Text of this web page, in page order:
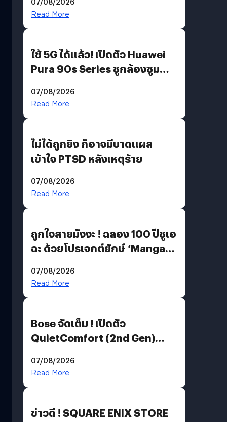
บริโภคและ B2B
Read More
ใช้ 5G ได้แล้ว! เปิดตัว Huawei
Pura 90s Series ชูกล้องซูม
07/08/2026
Read More
ไม่ได้ถูกยิง ก็อาจมีบาดแผล
เข้าใจ PTSD หลังเหตุร้าย
07/08/2026
Read More
ถูกใจสายมังงะ ! ฉลอง 100 ปีชูเอ
ฉะ ด้วยโปรเจกต์ยักษ์ ‘Manga
มีภาษาไทยด้วย
07/08/2026
Read More
Bose จัดเต็ม ! เปิดตัว
QuietComfort (2nd Gen)
07/08/2026
Read More
ข่าวดี ! SQUARE ENIX STORE